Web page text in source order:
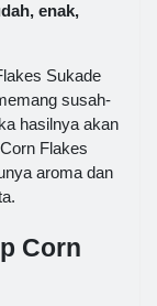
enak,
Sukade
susah-
hasilnya akan
Flakes
aroma dan
Corn